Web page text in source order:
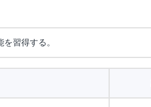
習得する。